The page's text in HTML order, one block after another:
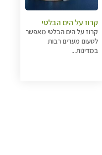
קרוז על הים הבלטי
קרוז על הים הבלטי מאפשר
לטעום מערים רבות
במדינות...